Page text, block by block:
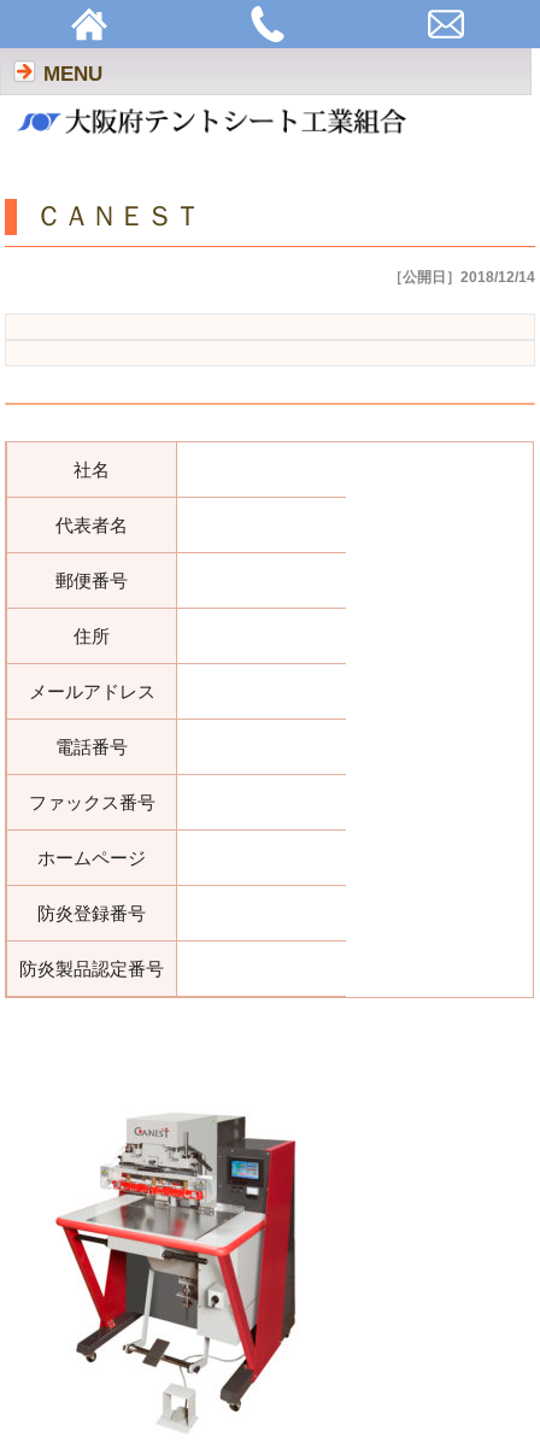
MENU
ＣＡＮＥＳＴ
［公開日］2018/12/14
社名
代表者名
郵便番号
住所
メールアドレス
電話番号
ファックス番号
ホームページ
防炎登録番号
防炎製品認定番号